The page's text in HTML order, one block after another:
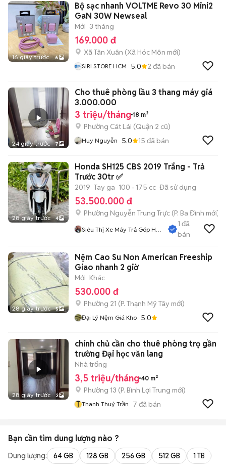
16 giây trước 6
Bộ sạc nhanh VOLTME Revo 30 Mini2
GaN 30W Newseal
Mới 3 tháng
169.000 đ
Xã Tân Xuân (Xã Hóc Môn mới)
SIRI STORE HCM 5.0 2 đã bán
24 giây trước 7
Cho thuê phòng lầu 3 thang máy giá
3.000.000
3 triệu/tháng 18 m²
Phường Cát Lái (Quận 2 cũ)
Huy Nguyễn 5.0 15 đã bán
28 giây trước 4
Honda SH125 CBS 2019 Trắng - Trả
Trước 30tr ✅
2019 Tay ga 100 - 175 cc Đã sử dụng
53.500.000 đ
Phường Nguyễn Trung Trực (P. Ba Đình mới)
Siêu Thị Xe Máy Trả Góp Hà
1 đã
bán
28 giây trước 5
Nệm Cao Su Non American Freeship
Giao nhanh 2 giờ
Mới Khác
530.000 đ
Phường 21 (P. Thạnh Mỹ Tây mới)
Đại Lý Nệm Giá Kho 5.0
28 giây trước 3
chính chủ cần cho thuê phòng trọ gần
trường Đại học văn lang
Nhà trống
3,5 triệu/tháng 40 m²
Phường 13 (P. Bình Lợi Trung mới)
T Thanh Thuý Trần 7 đã bán
Bạn cần tìm dung lượng nào ?
Dung lượng: 64 GB 128 GB 256 GB 512 GB 1 TB